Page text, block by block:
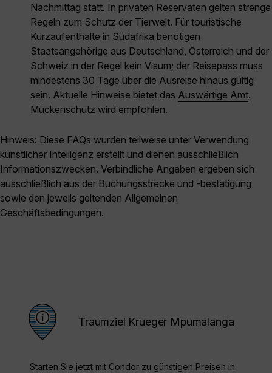
Nachmittag statt. In privaten Reservaten gelten strenge
Regeln zum Schutz der Tierwelt. Für touristische
Kurzaufenthalte in Südafrika benötigen
Staatsangehörige aus Deutschland, Österreich und der
Schweiz in der Regel kein Visum; der Reisepass muss
mindestens 30 Tage über die Ausreise hinaus gültig
sein. Aktuelle Hinweise bietet das Auswärtige Amt.
Mückenschutz wird empfohlen.
Hinweis: Diese FAQs wurden teilweise unter Verwendung
künstlicher Intelligenz erstellt und dienen ausschließlich
Informationszwecken. Verbindliche Angaben ergeben sich
ausschließlich aus der Buchungsstrecke und -bestätigung
sowie den jeweils geltenden Allgemeinen
Geschäftsbedingungen.
Traumziel Krueger Mpumalanga
Starten Sie jetzt mit Condor zu günstigen Preisen in